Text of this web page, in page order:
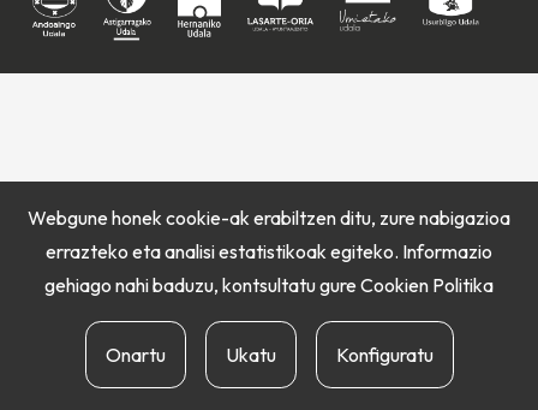
Webgune honek cookie-ak erabiltzen ditu, zure nabigazioa
errazteko eta analisi estatistikoak egiteko. Informazio
gehiago nahi baduzu, kontsultatu gure Cookien Politika
Onartu Ukatu Konfiguratu